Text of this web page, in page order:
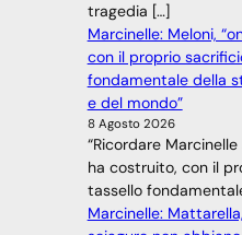
tragedia […]
Marcinelle: Meloni,
con il proprio
fondamentale della
e del mondo”
8 Agosto 2026
“Ricordare
ha costruito, con il
tassello
Marcinelle: